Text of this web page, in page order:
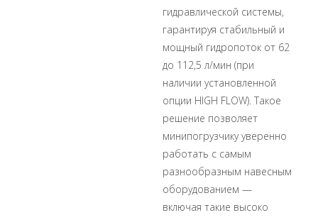
гидравлической системы,
гарантируя стабильный и
мощный гидропоток от 62
до 112,5 л/мин (при
наличии установленной
опции HIGH FLOW). Такое
решение позволяет
минипогрузчику уверенно
работать с самым
разнообразным навесным
оборудованием —
включая такие высоко